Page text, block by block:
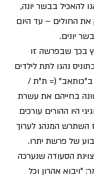
להאכיל בבשר יונה,
החולים – עד היום
יונים.
בכך שבפרשה זו
נהגו לתת לילדים
(= ת"ת /
בחייהם את עשרת
היו ההורים עורכים
השתרש המנהג לערוך
של פרשת יתרו.
הסעודה שנערכה
"ויבוא אהרון וכל